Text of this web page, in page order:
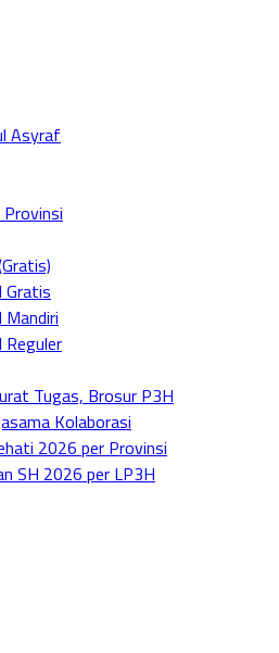
Asyraf
Gratis
Tugas, Brosur P3H
Kolaborasi
2026 per Provinsi
SH 2026 per LP3H